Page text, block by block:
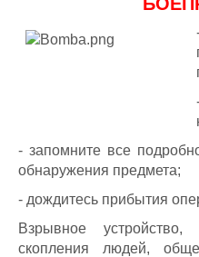
- запомните все
обнаружения предмета;
- дождитесь прибытия
Взрывное
скопления людей,